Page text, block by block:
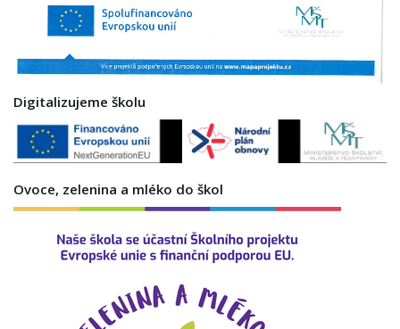
Digitalizujeme školu
Ovoce, zelenina a mléko do škol